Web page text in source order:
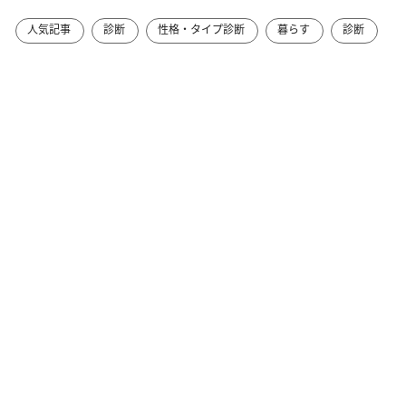
人気記事 診断 性格・タイプ診断 暮らす 診断